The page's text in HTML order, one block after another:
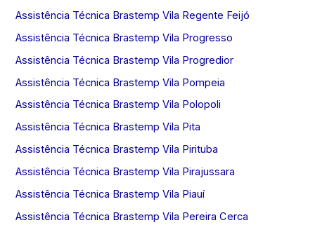
Assistência Técnica Brastemp Vila Regente Feijó
Assistência Técnica Brastemp Vila Progresso
Assistência Técnica Brastemp Vila Progredior
Assistência Técnica Brastemp Vila Pompeia
Assistência Técnica Brastemp Vila Polopoli
Assistência Técnica Brastemp Vila Pita
Assistência Técnica Brastemp Vila Pirituba
Assistência Técnica Brastemp Vila Pirajussara
Assistência Técnica Brastemp Vila Piauí
Assistência Técnica Brastemp Vila Pereira Cerca